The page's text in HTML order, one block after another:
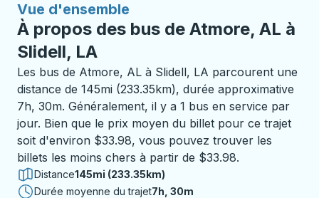
Vue d'ensemble
À propos des bus de Atmore, AL à
Slidell, LA
Les bus de Atmore, AL à Slidell, LA parcourent une
distance de 145mi (233.35km), durée approximative
7h, 30m. Généralement, il y a 1 bus en service par
jour. Bien que le prix moyen du billet pour ce trajet
soit d'environ $33.98, vous pouvez trouver les
billets les moins chers à partir de $33.98.
Distance145mi (233.35km)
Durée moyenne du trajet7 heures 30 minutes
7h, 30m